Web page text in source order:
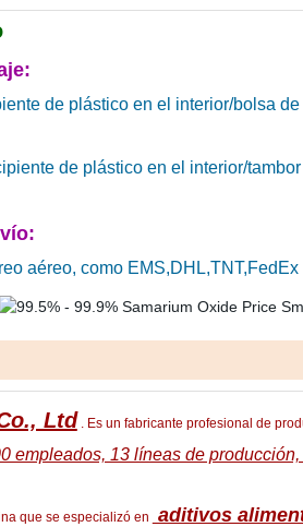
de plástico en el interior/bolsa
de plástico en el interior/
aéreo, como
Ltd . Es un fabricante profesional de
empleados, 13 líneas de
que se especializó en
aditivos